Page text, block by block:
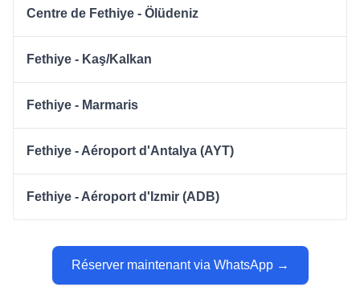
Centre de Fethiye - Ölüdeniz
Fethiye - Kaş/Kalkan
Fethiye - Marmaris
Fethiye - Aéroport d'Antalya (AYT)
Fethiye - Aéroport d'Izmir (ADB)
Réserver maintenant via WhatsApp →